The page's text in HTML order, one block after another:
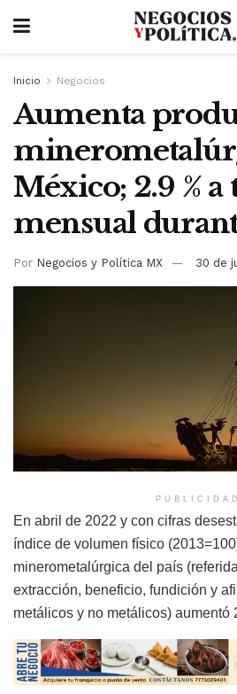
Inicio Negocios
Aumenta
México; 2.9 % a
mensual
Por Negocios y Política MX 30 de
PUBLICIDAD
En abril de 2022 y con cifras
índice de volumen físico
minerometalúrgica del país
extracción, beneficio, fundición y
metálicos y no metálicos) aumentó